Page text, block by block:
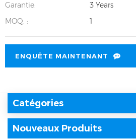
Garantie:
3 Years
MOQ. :
1
ENQUÊTE MAINTENANT
Catégories
Nouveaux Produits